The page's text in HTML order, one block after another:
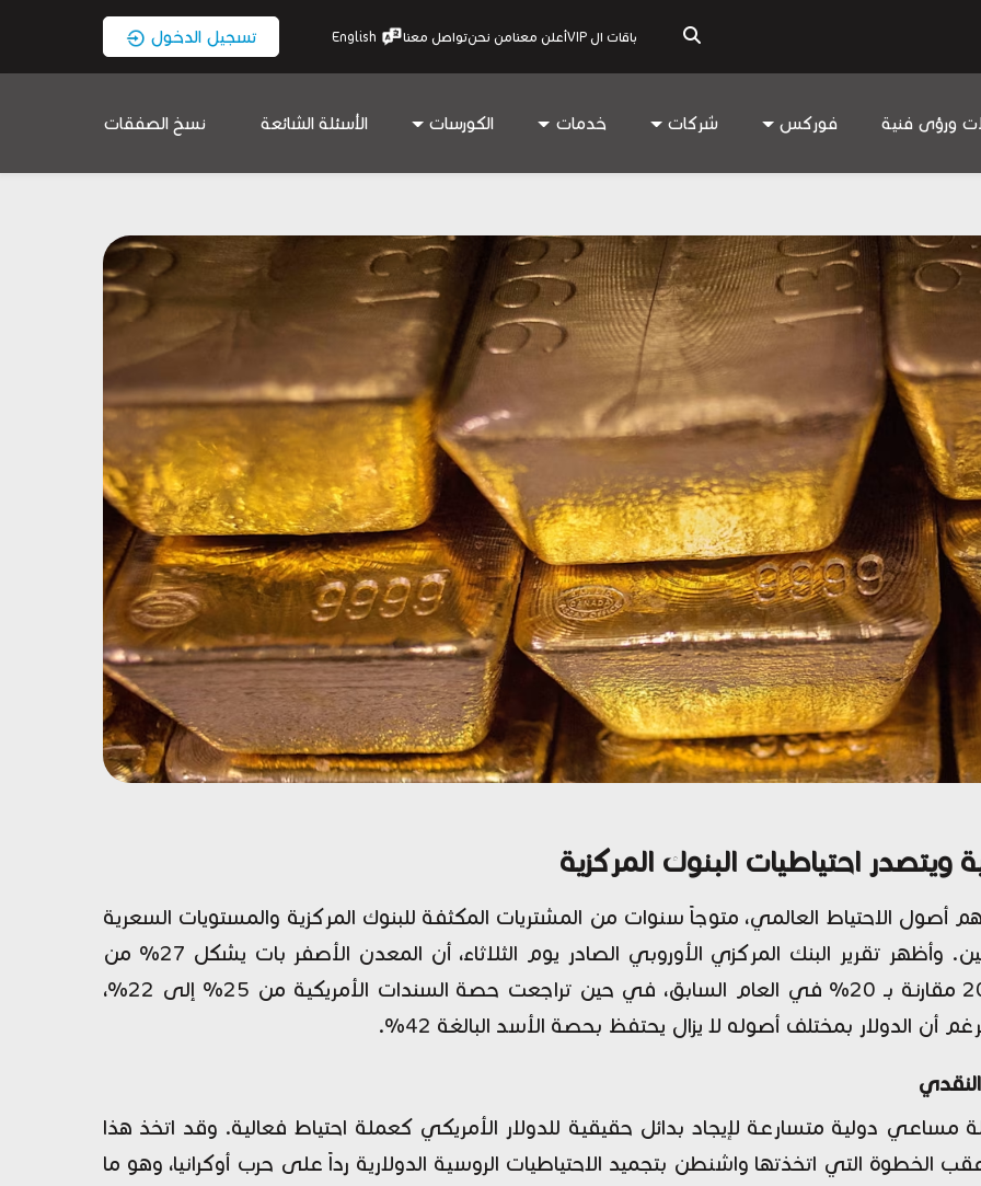
باقات ال VIP أعلن معنامن نحنتواصل معنا English تسجيل الدخول
ورؤى فنية فوركس شركات خدمات الكورسات الأسئلة الشائعة نسخ الصفقات
ويتصدر احتياطيات البنوك المركزية
أصول الاحتياط العالمي، متوجاً سنوات من المشتريات المكثفة للبنوك المركزية والمستويات السعرية
القياسية التي تضاعفت خلال العامين الماضيين. وأظهر تقرير البنك المركزي الأوروبي الصادر يوم الثلاثاء، أن المعدن الأصفر بات يشكل 27% من
إجمالي الاحتياطيات العالمية بنهاية عام 2025 مقارنة بـ 20% في العام السابق، في حين تراجعت حصة السندات الأمريكية من 25% إلى 22%،
مساعي دولية متسارعة لإيجاد بدائل حقيقية للدولار الأمريكي كعملة احتياط فعالية. وقد اتخذ هذا
منحنى تصاعدياً حاداً منذ عام 2022، عقب الخطوة التي اتخذتها واشنطن بتجميد الاحتياطيات الروسية الدولارية رداً على حرب أوكرانيا، وهو ما